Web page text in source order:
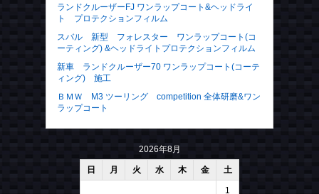
ランドクルーザーFJ ワンラップコート&ヘッドライ
ト プロテクションフィルム
スバル 新型 フォレスター ワンラップコート(コ
ーティング) &ヘッドライトプロテクションフィルム
新車 ランドクルーザー70 ワンラップコート(コーテ
ィング) 施工
ＢＭＷ M3 ツーリング competition 全体研磨&ワン
ラップコート
2026年8月
日 月 火 水 木 金 土
1